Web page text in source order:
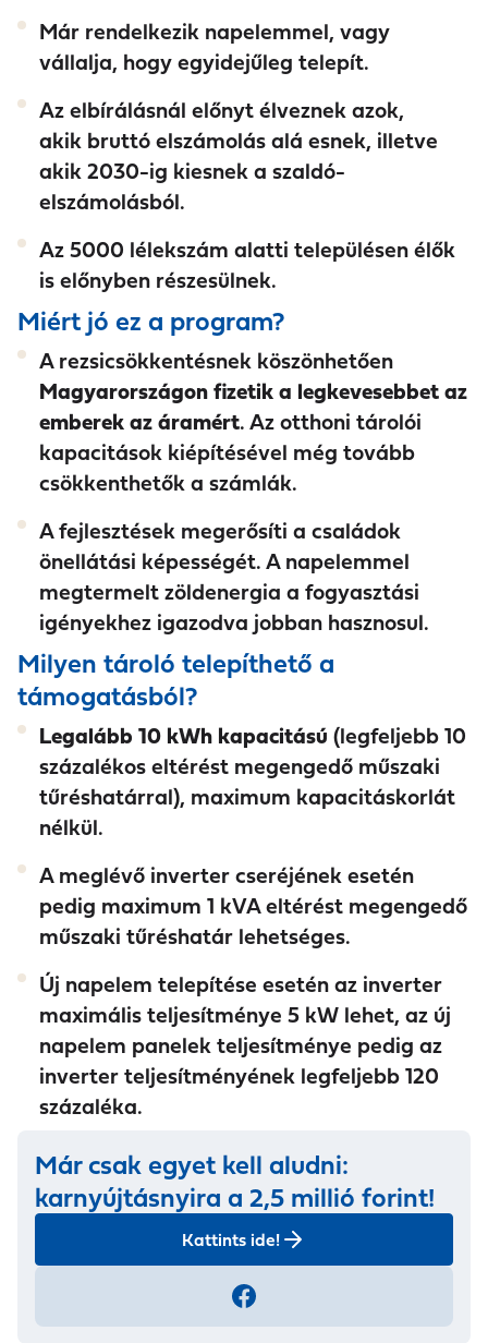
Már rendelkezik napelemmel, vagy
vállalja, hogy egyidejűleg telepít.
Az elbírálásnál előnyt élveznek azok,
akik bruttó elszámolás alá esnek, illetve
akik 2030-ig kiesnek a szaldó-
elszámolásból.
Az 5000 lélekszám alatti településen élők
is előnyben részesülnek.
Miért jó ez a program?
A rezsicsökkentésnek köszönhetően
Magyarországon fizetik a legkevesebbet az
emberek az áramért. Az otthoni tárolói
kapacitások kiépítésével még tovább
csökkenthetők a számlák.
A fejlesztések megerősíti a családok
önellátási képességét. A napelemmel
megtermelt zöldenergia a fogyasztási
igényekhez igazodva jobban hasznosul.
Milyen tároló telepíthető a
támogatásból?
Legalább 10 kWh kapacitású (legfeljebb 10
százalékos eltérést megengedő műszaki
tűréshatárral), maximum kapacitáskorlát
nélkül.
A meglévő inverter cseréjének esetén
pedig maximum 1 kVA eltérést megengedő
műszaki tűréshatár lehetséges.
Új napelem telepítése esetén az inverter
maximális teljesítménye 5 kW lehet, az új
napelem panelek teljesítménye pedig az
inverter teljesítményének legfeljebb 120
százaléka.
Már csak egyet kell aludni:
karnyújtásnyira a 2,5 millió forint!
Kattints ide!